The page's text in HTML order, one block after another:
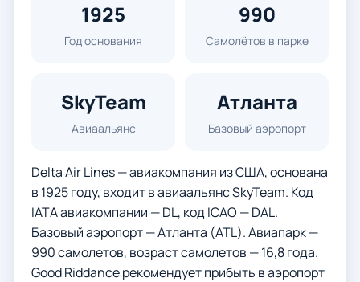
1925
Год основания
990
Самолётов в парке
SkyTeam
Авиаальянс
Атланта
Базовый аэропорт
Delta Air Lines — авиакомпания из США, основана
в 1925 году, входит в авиаальянс SkyTeam. Код
IATA авиакомпании — DL, код ICAO — DAL.
Базовый аэропорт — Атланта (ATL). Авиапарк —
990 самолетов, возраст самолетов — 16,8 года.
Good Riddance рекомендует прибыть в аэропорт